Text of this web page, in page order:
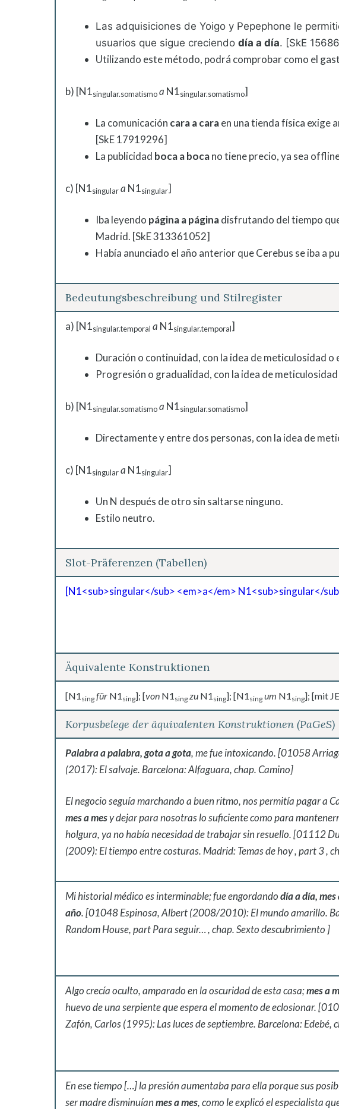
Las adquisiciones de Yoigo y Pepephone le
usuarios que sigue creciendo día a día. [SkE
Utilizando este método, podrá comprobar como el
b) [N1singular.somatismoa N1singular.somatismo]
La comunicación cara a caraen una tienda física exige
[SkE 17919296]
La publicidad boca a bocano tiene precio, ya sea
c) [N1singulara N1singular]
Iba leyendo página a páginadisfrutando del tiempo
Madrid. [SkE 313361052]
Había anunciado el año anterior que Cerebus se iba a
Bedeutungsbeschreibung und Stilregister
a) [N1singular.temporal a N1singular.temporal]
Duración o continuidad, con la idea de meticulosidad o
Progresión o gradualidad, con la idea de
b) [N1singular.somatismoa N1singular.somatismo]
Directamente y entre dos personas, con la idea de
c) [N1singulara N1singular]
Un N después de otro sin saltarse ninguno.
Estilo neutro.
Slot-Präferenzen (Tabellen)
[N1<sub>singular</sub> <em>a</em> N1<sub>singular</
Äquivalente Konstruktionen
[N1 sing für N1 sing]; [von N1 sing zu N1 sing]; [N1 sing um N1 sing]; [mit
Korpusbelege der äquivalenten Konstruktionen (PaGeS)
Palabra a palabra, gota a gota, me fue intoxicando. [01058
(2017): El salvaje. Barcelona: Alfaguara, chap. Camino]
El negocio seguía marchando a buen ritmo, nos permitía pagar a
mes a mesy dejar para nosotras lo suficiente como para
holgura, ya no había necesidad de trabajar sin resuello. [01112
(2009): El tiempo entre costuras. Madrid: Temas de hoy , part 3 ,
Mi historial médico es interminable; fue engordandodía a día, mes
año. [01048 Espinosa, Albert (2008/2010): El mundo amarillo.
Random House, part Para seguir… , chap. Sexto descubrimiento ]
Algo crecía oculto, amparado en la oscuridad de esta casa;mes a
huevo de una serpiente que espera el momento de eclosionar.
Zafón, Carlos (1995): Las luces de septiembre. Barcelona: Edebé,
En ese tiempo […] la presión aumentaba para ella porque sus
ser madre disminuíanmes a mes, como le explicó el especialista